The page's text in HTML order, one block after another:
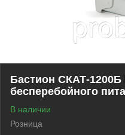
Бастион СКАТ-1200Б
бесперебойного
В наличии
Розница